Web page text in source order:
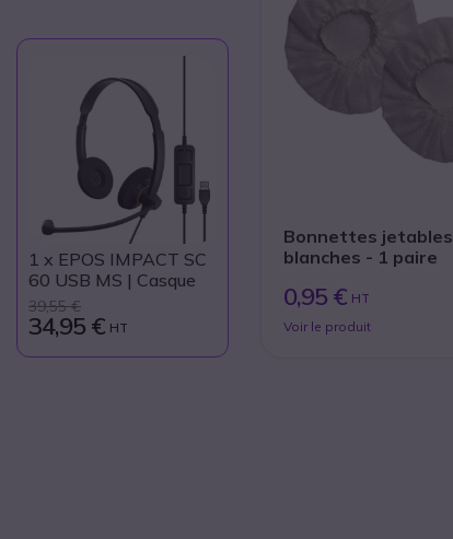
1 x EPOS IMPACT SC
60 USB MS | Casque
39,55 €
34,95 € HT
Bonnettes jetables
blanches - 1 paire
0,95 € HT
Voir le produit